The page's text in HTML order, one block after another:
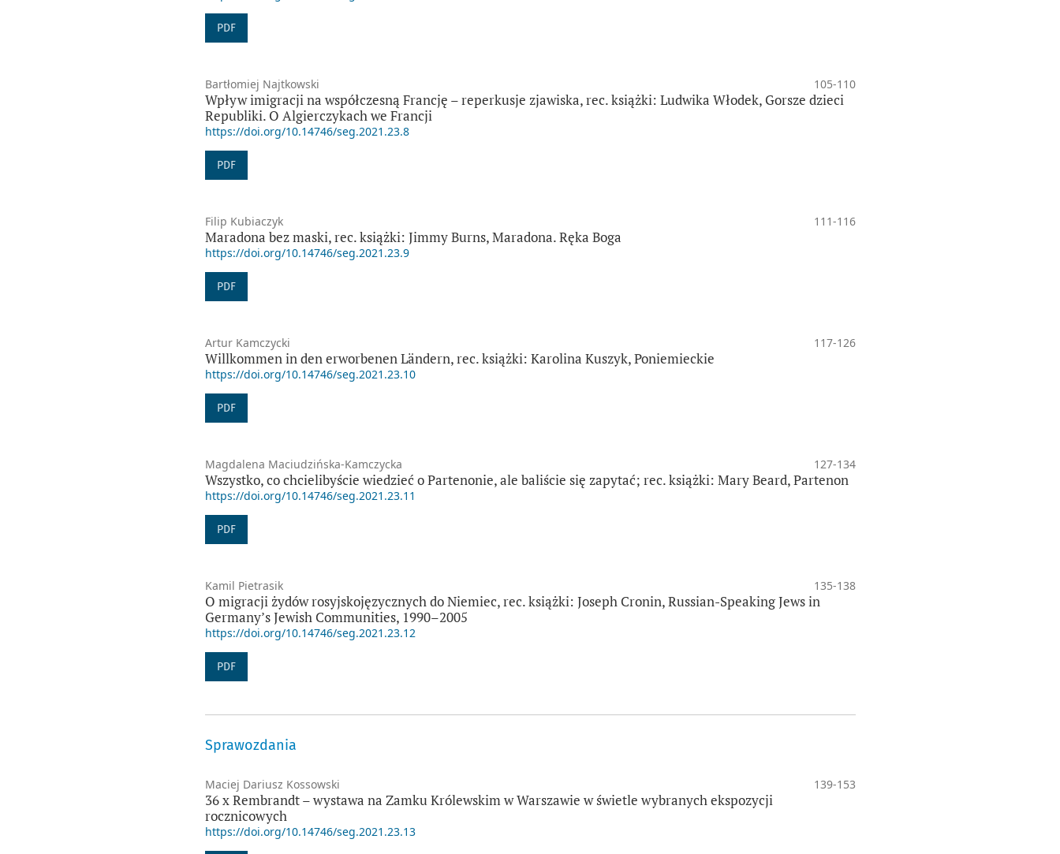
PDF
Bartłomiej Najtkowski 105-110
Wpływ imigracji na współczesną Francję – reperkusje zjawiska, rec. książki: Ludwika Włodek, Gorsze dzieci
Republiki. O Algierczykach we Francji
https://doi.org/10.14746/seg.2021.23.8
PDF
Filip Kubiaczyk 111-116
Maradona bez maski, rec. książki: Jimmy Burns, Maradona. Ręka Boga
https://doi.org/10.14746/seg.2021.23.9
PDF
Artur Kamczycki 117-126
Willkommen in den erworbenen Ländern, rec. książki: Karolina Kuszyk, Poniemieckie
https://doi.org/10.14746/seg.2021.23.10
PDF
Magdalena Maciudzińska-Kamczycka 127-134
Wszystko, co chcielibyście wiedzieć o Partenonie, ale baliście się zapytać; rec. książki: Mary Beard, Partenon
https://doi.org/10.14746/seg.2021.23.11
PDF
Kamil Pietrasik 135-138
O migracji żydów rosyjskojęzycznych do Niemiec, rec. książki: Joseph Cronin, Russian-Speaking Jews in
Germany’s Jewish Communities, 1990–2005
https://doi.org/10.14746/seg.2021.23.12
PDF
Sprawozdania
Maciej Dariusz Kossowski 139-153
36 x Rembrandt – wystawa na Zamku Królewskim w Warszawie w świetle wybranych ekspozycji
rocznicowych
https://doi.org/10.14746/seg.2021.23.13